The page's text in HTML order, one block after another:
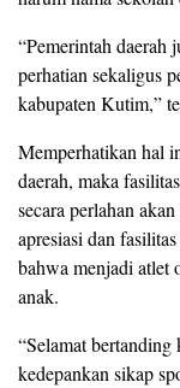
“Pemerintah daerah
perhatian sekaligus
kabupaten Kutim,”
Memperhatikan hal
daerah, maka
secara perlahan
apresiasi dan
bahwa menjadi atlet
anak.
“Selamat bertanding
kedepankan sikap